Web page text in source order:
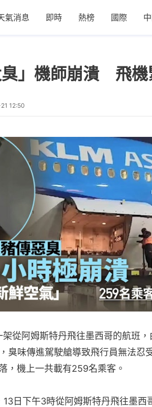
氣消息 即時 熱榜 國際
臭」機師崩潰 飛
12:50
從阿姆斯特丹飛往墨西哥的航班，
臭味傳進駕駛艙導致飛行員無法忍
，機上一共載有259名乘客。
日下午3時從阿姆斯特丹飛往墨西